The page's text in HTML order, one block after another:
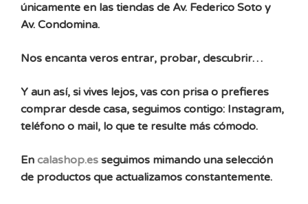
únicamente en las tiendas de Av. Federico Soto y
Av. Condomina.
Nos encanta veros entrar, probar, descubrir…
Y aun así, si vives lejos, vas con prisa o prefieres
comprar desde casa, seguimos contigo: Instagram,
teléfono o mail, lo que te resulte más cómodo.
En calashop.es seguimos mimando una selección
de productos que actualizamos constantemente.